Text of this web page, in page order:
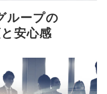
ループの
安心感